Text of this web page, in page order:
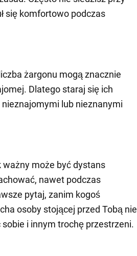
się komfortowo podczas
żargonu mogą znacznie
Dlatego staraj się ich
lub nieznanymi
ważny może być dystans
nawet podczas
pytaj, zanim kogoś
osoby stojącej przed Tobą nie
i innym trochę przestrzeni.